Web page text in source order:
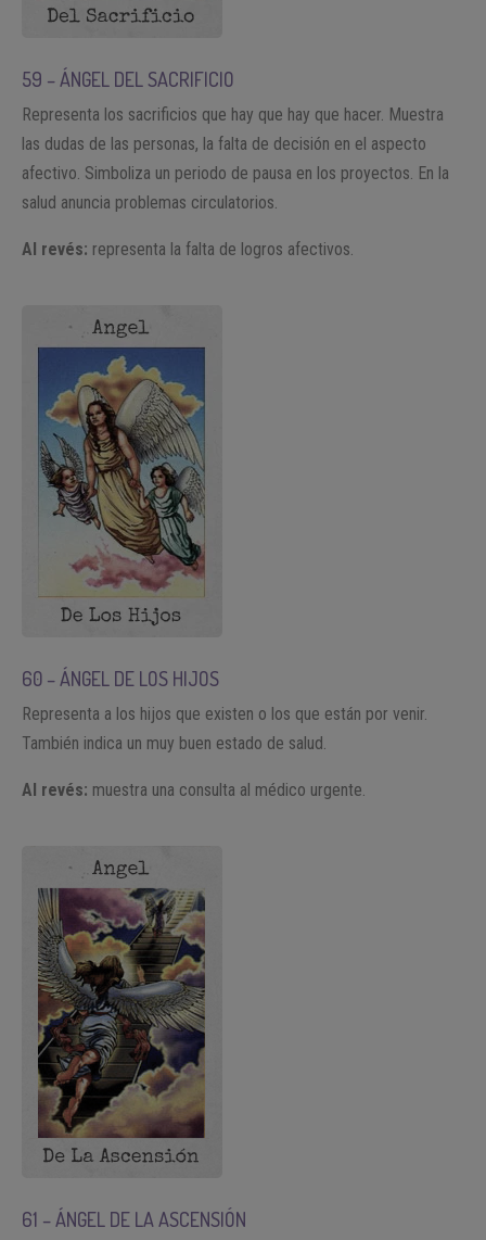
59 – ÁNGEL DEL SACRIFICIO
Representa los sacrificios que hay que hay que hacer. Muestra
las dudas de las personas, la falta de decisión en el aspecto
afectivo. Simboliza un periodo de pausa en los proyectos. En la
salud anuncia problemas circulatorios.
Al revés: representa la falta de logros afectivos.
60 – ÁNGEL DE LOS HIJOS
Representa a los hijos que existen o los que están por venir.
También indica un muy buen estado de salud.
Al revés: muestra una consulta al médico urgente.
61 – ÁNGEL DE LA ASCENSIÓN